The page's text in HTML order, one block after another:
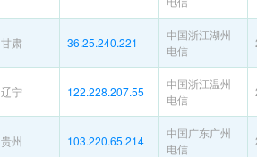
甘肃 36.25.240.221
中国浙江湖州
电信
辽宁 122.228.207.55
中国浙江温州
电信
贵州 103.220.65.214
中国广东广州
电信